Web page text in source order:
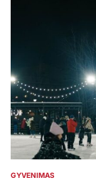
POSTED
GYVENIMAS